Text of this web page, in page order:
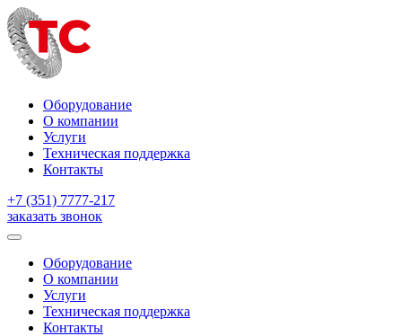
Оборудование
О компании
Услуги
Техническая поддержка
Контакты
+7 (351) 7777-217
заказать звонок
Оборудование
О компании
Услуги
Техническая поддержка
Контакты